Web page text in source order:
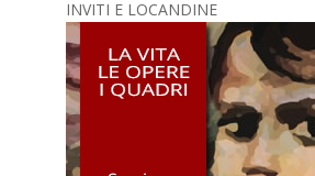
INVITI E LOCANDINE